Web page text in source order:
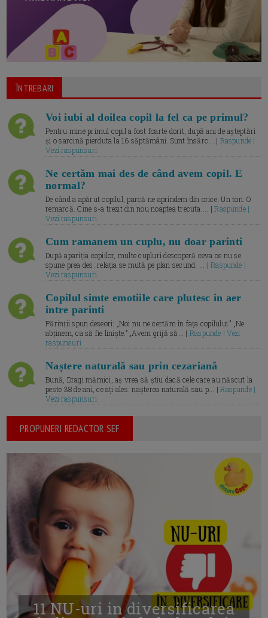
ÎNTREBARI
Voi iubi al doilea copil la fel ca pe primul?
Pentru mine primul copil a fost foarte dorit, după ani de așteptări
și o sarcină pierduta la 16 săptămâni. Sunt însărc... | Raspunde |
Vezi raspunsuri
Ne certăm mai des de când avem copil. E
normal?
De când a apărut copilul, parcă ne aprindem din orice. Un ton. O
remarcă. Cine s-a trezit din nou noaptea trecuta.... |Raspunde |
Vezi raspunsuri
Cum ramanem un cuplu, nu doar parinti
După apariția copiilor, multe cupluri descoperă ceva ce nu se
spune prea des: relația se mută pe plan secund. ... |Raspunde |
Vezi raspunsuri
Copilul simte emotiile care plutesc in aer
intre parinti
Părinții spun deseori: „Noi nu ne certăm în fața copilului.” „Ne
abținem, ca să fie liniște.” „Avem grijă să... | Raspunde | Vezi
raspunsuri
Naștere naturală sau prin cezariană
Bună, Dragi mămici, aș vrea să știu dacă cele care au născut la
peste 38 de ani, ce ați ales: nașterea naturală sau p... |Raspunde |
Vezi raspunsuri
PROPUNERI REDACTOR SEF
11 NU-uri in diversificarea